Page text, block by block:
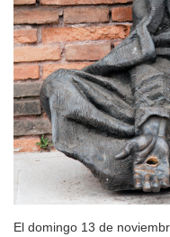
El domingo 13 de